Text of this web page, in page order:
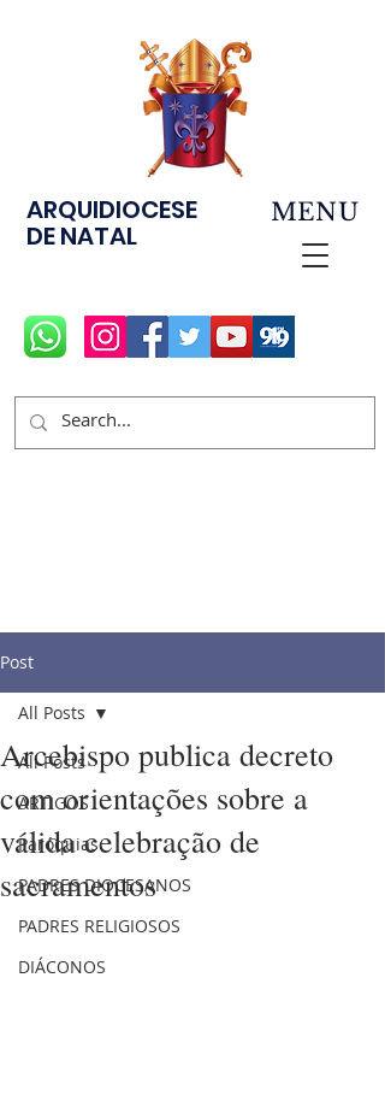
ARQUIDIOCESE
DE NATAL
MENU
Post
All Posts
ARTIGOS
Paróquias
PADRES DIOCESANOS
PADRES RELIGIOSOS
DIÁCONOS
All Posts
Arcebispo publica decreto
com orientações sobre a
válida celebração de
sacramentos